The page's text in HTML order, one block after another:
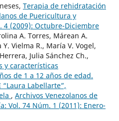
Terapia de rehidratación
de Puericultura y
4 (2009): Octubre-Diciembre
A. Torres, Márean A.
Vielma R., María V. Vogel,
Julia Sánchez Ch.,
y características
de 1 a 12 años de edad.
Labellarte”,
, Archivos Venezolanos de
Vol. 74 Núm. 1 (2011): Enero-